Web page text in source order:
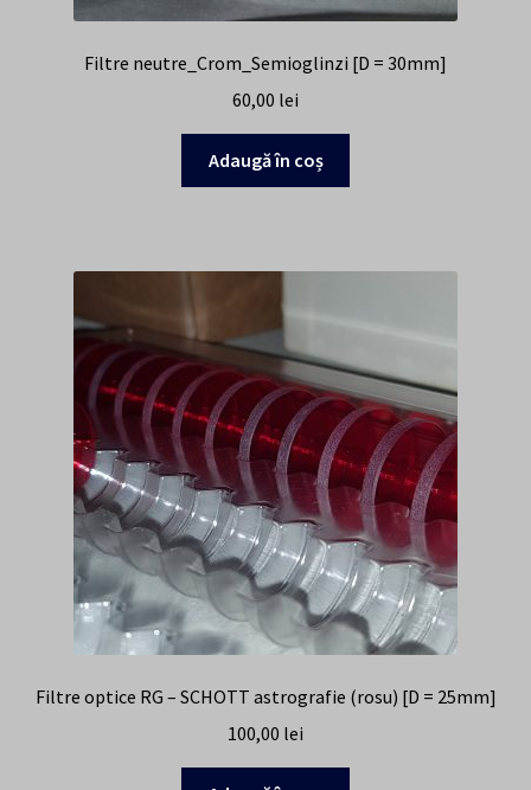
Filtre neutre_Crom_Semioglinzi [D = 30mm]
60,00 lei
Adaugă în coș
Filtre optice RG – SCHOTT astrografie (rosu) [D = 25mm]
100,00 lei